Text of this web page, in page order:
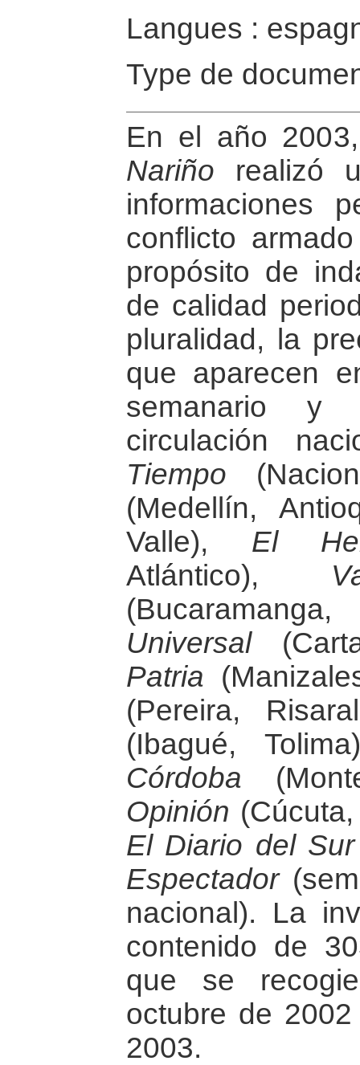
Langues :
Type de
En el año
Nariño realizó
informaciones
conflicto
propósito de
de calidad
pluralidad, la
que aparecen
semanario y
circulación
Tiempo
(Medellín,
Valle), El
Atlántico),
Universal
Patria
(Pereira,
(Ibagué,
Córdoba
Opinión
El Diario del Sur
Espectador
nacional). La
contenido de
que se
octubre de
2003.